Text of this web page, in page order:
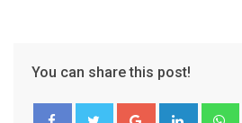
You can share this post!
Google+ LinkedIn